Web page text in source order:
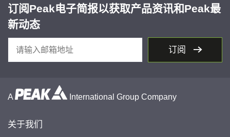
订阅Peak电子简报以获取产品资讯和Peak最
新动态
订阅
A International Group Company
关于我们